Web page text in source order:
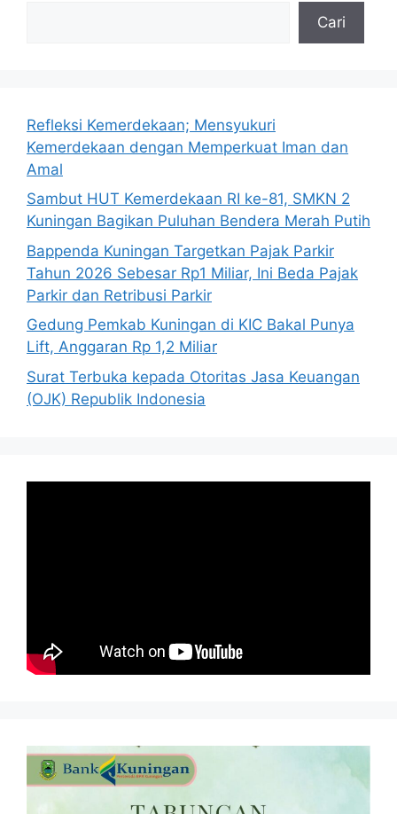
Cari
Refleksi Kemerdekaan; Mensyukuri
Kemerdekaan dengan Memperkuat Iman dan
Amal
Sambut HUT Kemerdekaan RI ke-81, SMKN 2
Kuningan Bagikan Puluhan Bendera Merah Putih
Bappenda Kuningan Targetkan Pajak Parkir
Tahun 2026 Sebesar Rp1 Miliar, Ini Beda Pajak
Parkir dan Retribusi Parkir
Gedung Pemkab Kuningan di KIC Bakal Punya
Lift, Anggaran Rp 1,2 Miliar
Surat Terbuka kepada Otoritas Jasa Keuangan
(OJK) Republik Indonesia